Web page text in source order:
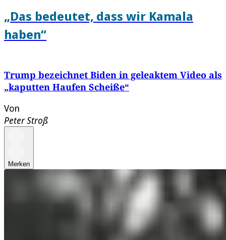
„Das bedeutet, dass wir Kamala
haben“
Trump bezeichnet Biden in geleaktem Video als
„kaputten Haufen Scheiße“
Von
Peter Stroß
Merken